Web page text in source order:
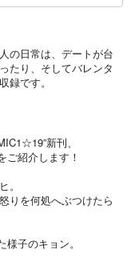
の日常は、デートが台
たり、そしてバレンタ
録です。
新刊、
ご紹介します！
。
りを何処へぶつけたら
子のキョン。